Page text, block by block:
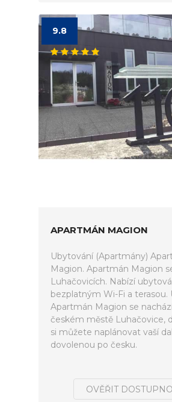
9.8
APARTMÁN MAGION
Ubytování (Apartmány)
Magion. Apartmán Magion
Luhačovicích. Nabízí
bezplatným Wi-Fi a terasou.
Apartmán Magion se
českém městě Luhačovice,
si můžete naplánovat vaší
dovolenou po česku.
OVĚŘIT